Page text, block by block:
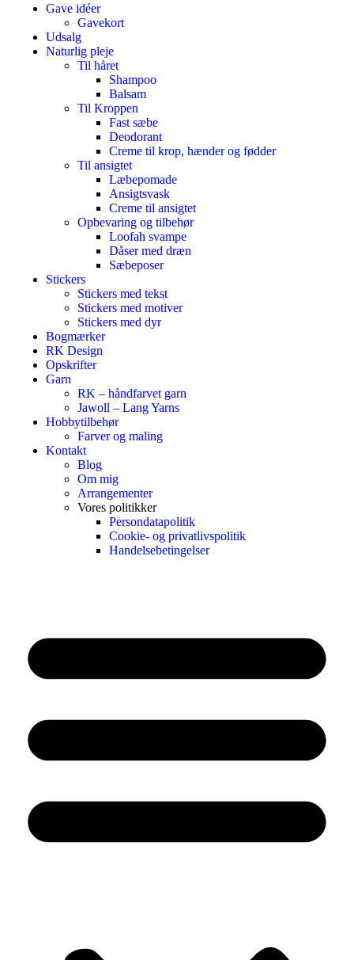
Gave idéer
Gavekort
Udsalg
Naturlig pleje
Til håret
Shampoo
Balsam
Til Kroppen
Fast sæbe
Deodorant
Creme til krop, hænder og fødder
Til ansigtet
Læbepomade
Ansigtsvask
Creme til ansigtet
Opbevaring og tilbehør
Loofah svampe
Dåser med dræn
Sæbeposer
Stickers
Stickers med tekst
Stickers med motiver
Stickers med dyr
Bogmærker
RK Design
Opskrifter
Garn
RK – håndfarvet garn
Jawoll – Lang Yarns
Hobbytilbehør
Farver og maling
Kontakt
Blog
Om mig
Arrangementer
Vores politikker
Persondatapolitik
Cookie- og privatlivspolitik
Handelsebetingelser